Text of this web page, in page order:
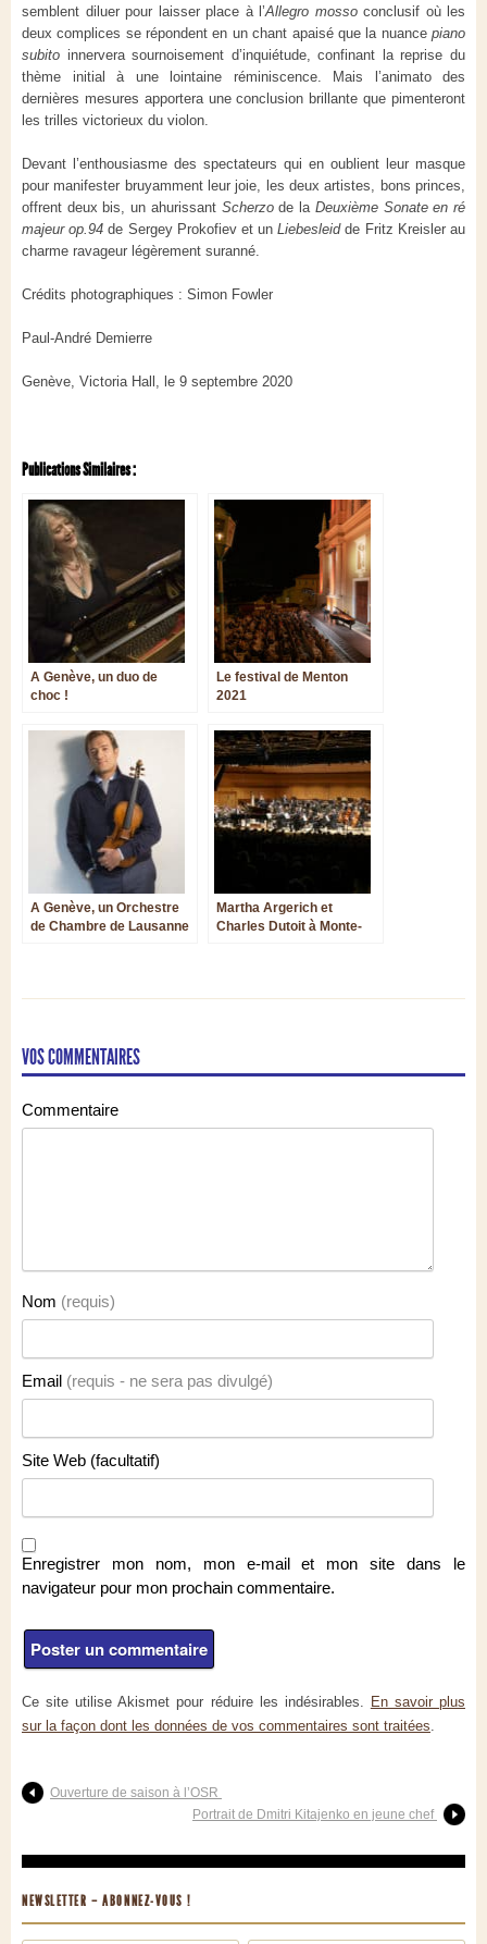
semblent diluer pour laisser place à l’Allegro mosso conclusif où les
deux complices se répondent en un chant apaisé que la nuance piano
subito innervera sournoisement d’inquiétude, confinant la reprise du
thème initial à une lointaine réminiscence. Mais l’animato des
dernières mesures apportera une conclusion brillante que pimenteront
les trilles victorieux du violon.
Devant l’enthousiasme des spectateurs qui en oublient leur masque
pour manifester bruyamment leur joie, les deux artistes, bons princes,
offrent deux bis, un ahurissant Scherzode la Deuxième Sonate en ré
majeur op.94 de Sergey Prokofiev et un Liebesleidde Fritz Kreisler au
charme ravageur légèrement suranné.
Crédits photographiques : Simon Fowler
Paul-André Demierre
Genève, Victoria Hall, le 9 septembre 2020
Publications Similaires :
A Genève, un duo de
choc !
Le festival de Menton
2021
A Genève, un Orchestre
de Chambre de Lausanne
Martha Argerich et
Charles Dutoit à Monte-
VOS COMMENTAIRES
Commentaire
Nom (requis)
Email (requis - ne sera pas divulgé)
Site Web (facultatif)
Enregistrer mon nom, mon e-mail et mon site dans le
navigateur pour mon prochain commentaire.
Ce site utilise Akismet pour réduire les indésirables. En savoir plus
sur la façon dont les données de vos commentaires sont traitées.
Ouverture de saison à l’OSR
Portrait de Dmitri Kitajenko en jeune chef
NEWSLETTER – ABONNEZ-VOUS !